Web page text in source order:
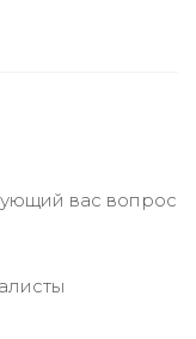
вас вопрос